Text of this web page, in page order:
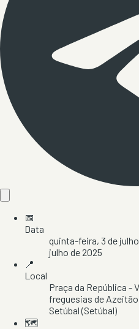
📅
Data
quinta-feira, 3 de
julho de 2025
📍
Local
Praça da República -
freguesias de
Setúbal(Setúbal)
🗺️